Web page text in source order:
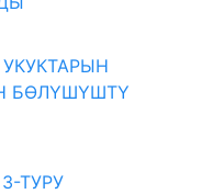
БӨЛҮШҮШТҮ
ТУРУ